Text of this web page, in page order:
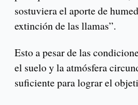
sostuviera el aporte de
extinción de las llamas”.
Esto a pesar de las
el suelo y la atmósfera
suficiente para lograr el